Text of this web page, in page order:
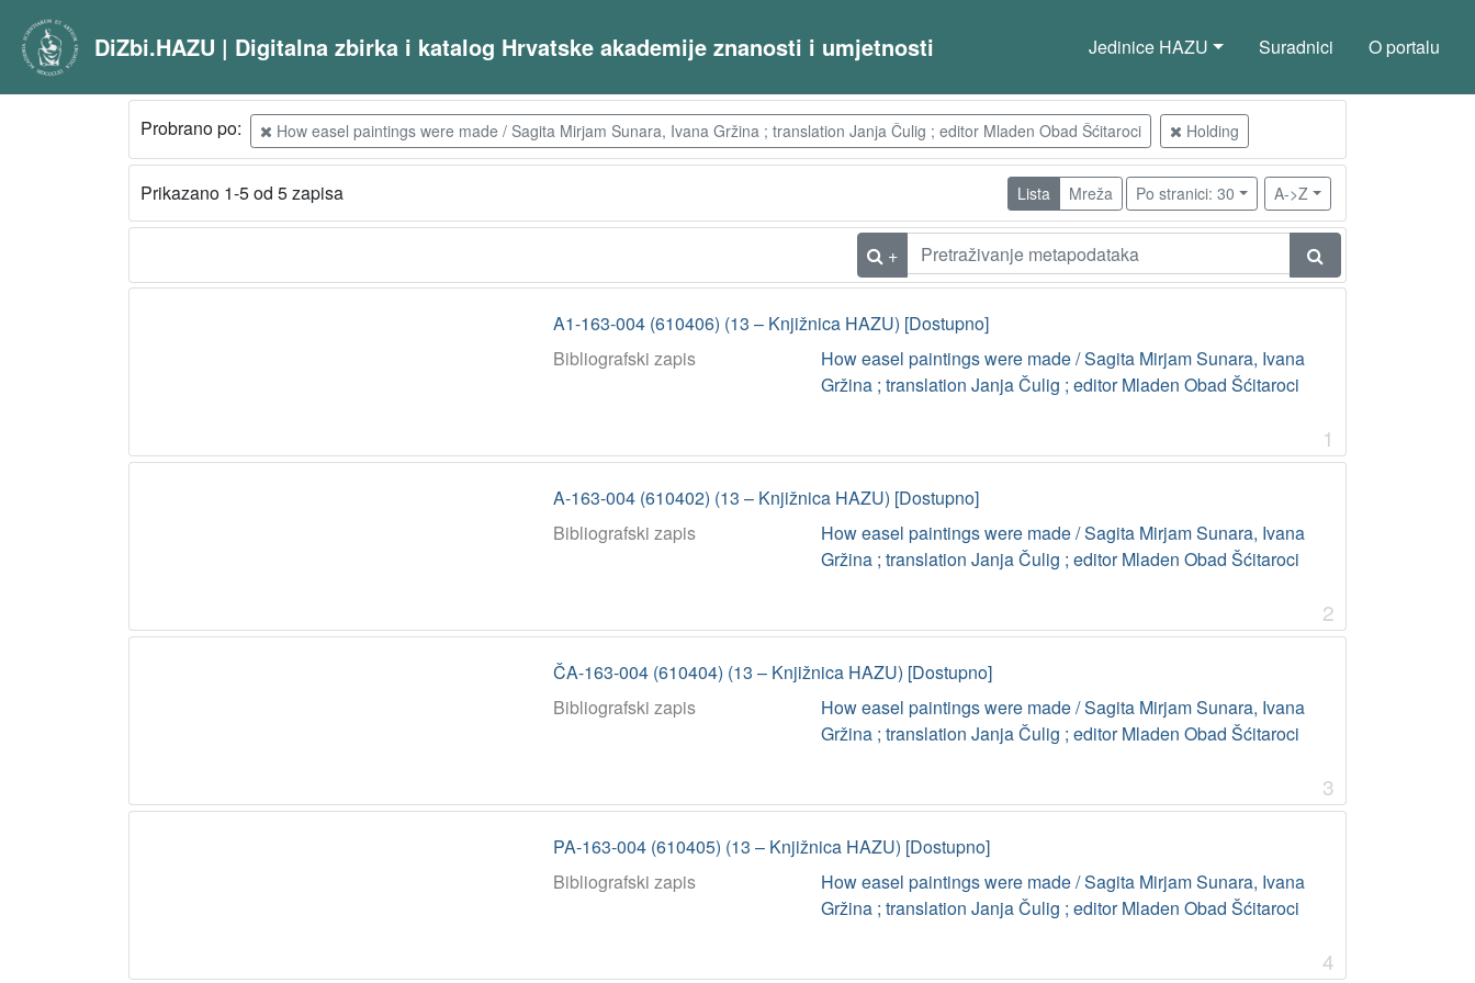
DiZbi.HAZU | Digitalna zbirka i katalog Hrvatske akademije znanosti i umjetnosti Jedinice HAZU Suradnici O portalu
Probrano po: How easel paintings were made / Sagita Mirjam Sunara, Ivana Gržina ; translation Janja Čulig ; editor Mladen Obad Šćitaroci Holding
Prikazano 1-5 od 5 zapisa Lista Mreža Po stranici: 30 A->Z
+
A1-163-004 (610406) (13 – Knjižnica HAZU) [Dostupno]
Bibliografski zapis
How easel paintings were made / Sagita Mirjam Sunara, Ivana
Gržina ; translation Janja Čulig ; editor Mladen Obad Šćitaroci
1
A-163-004 (610402) (13 – Knjižnica HAZU) [Dostupno]
Bibliografski zapis
How easel paintings were made / Sagita Mirjam Sunara, Ivana
Gržina ; translation Janja Čulig ; editor Mladen Obad Šćitaroci
2
ČA-163-004 (610404) (13 – Knjižnica HAZU) [Dostupno]
Bibliografski zapis
How easel paintings were made / Sagita Mirjam Sunara, Ivana
Gržina ; translation Janja Čulig ; editor Mladen Obad Šćitaroci
3
PA-163-004 (610405) (13 – Knjižnica HAZU) [Dostupno]
Bibliografski zapis
How easel paintings were made / Sagita Mirjam Sunara, Ivana
Gržina ; translation Janja Čulig ; editor Mladen Obad Šćitaroci
4